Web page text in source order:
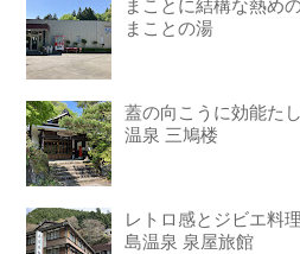
まことに結構な熱め
まことの湯
蓋の向こうに効能た
温泉 三鳩楼
レトロ感とジビエ料
島温泉 泉屋旅館